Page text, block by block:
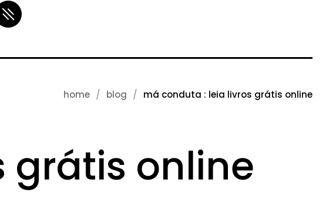
home blog má conduta : leia livros grátis online
grátis online